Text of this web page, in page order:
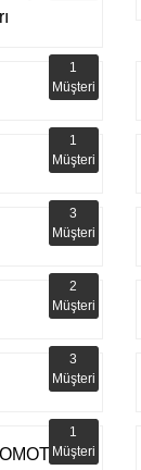
1
Müşteri
1
Müşteri
3
Müşteri
2
Müşteri
3
Müşteri
1
Müşteri